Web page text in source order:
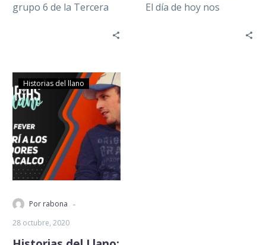
grupo 6 de la Tercera
nuestro país. No saben
El día de hoy nos
Historias del llano
Por rabona -
28 octubre, 2020